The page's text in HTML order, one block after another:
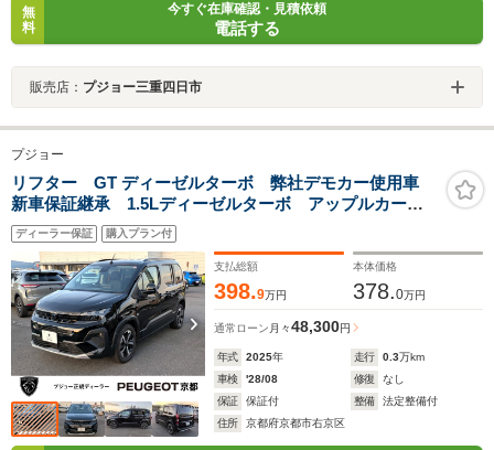
無
料
今すぐ在庫確認・見積依頼
電話する
販売店： プジョー三重四日市
プジョー
リフター GT ディーゼルターボ 弊社デモカー使用車
新車保証継承 1.5Lディーゼルターボ アップルカープ
レイ&アンドロイドオート対応 LEDヘッドライト
ADAS
ディーラー保証 購入プラン付
支払総額
398.9万円
本体価格
378.0万円
通常ローン 月々48,300円
年式 2025年 走行 0.3万km
車検
'28/08 修復
なし
保証
保証付 整備
法定整備付
住所
京都府京都市右京区